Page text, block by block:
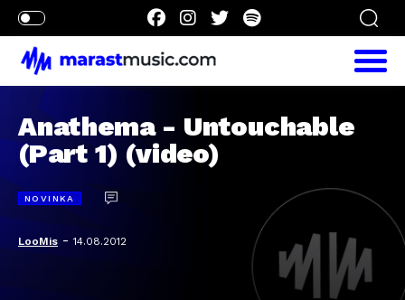
Anathema - Untouchable
(Part 1) (video)
NOVINKA
LooMis -14.08.2012